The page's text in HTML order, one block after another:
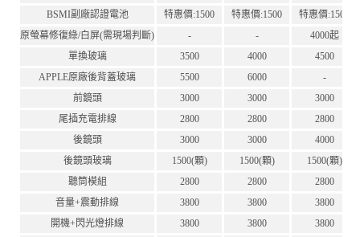
BSMI副廠認證電池
特惠價:1500 特惠價:1500
特惠價:1500
原螢幕修復綠/白屏(需現場判斷)
- -
4000起
單換玻璃
3500 4000
4500
APPLE原廠後背蓋玻璃
5500 6000
-
前鏡頭
3000 3000
3000
尾插充電排線
2800 2800
2800
後鏡頭
3000 3000
4000
後鏡頭玻璃
1500(顆) 1500(顆)
1500(顆)
聽筒模組
2800 2800
2800
音量+震動排線
3800 3800
3800
開機+閃光燈排線
3800 3800
3800